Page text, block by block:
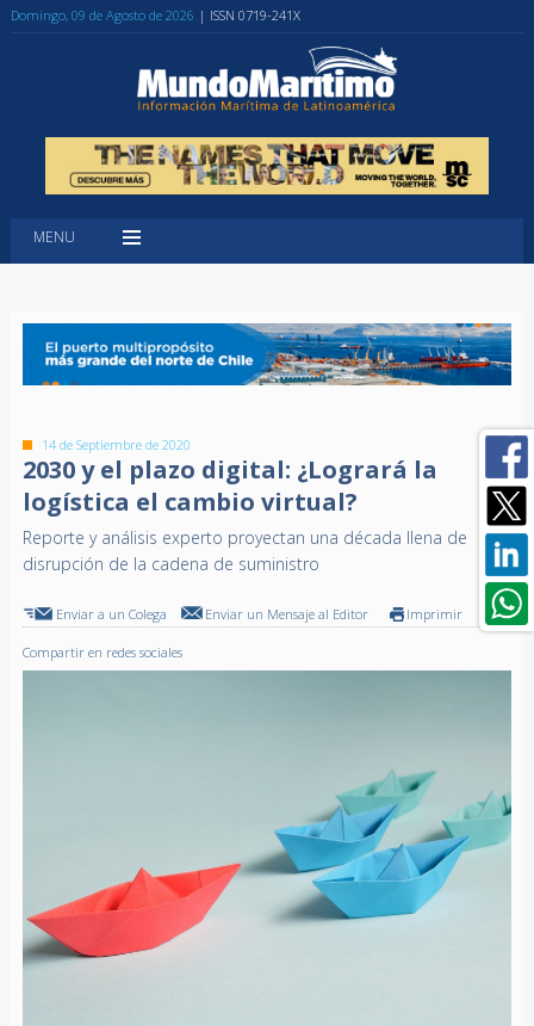
Domingo, 09 de Agosto de 2026 | ISSN 0719-241X
MENU
14 de Septiembre de 2020
2030 y el plazo digital: ¿Logrará la
logística el cambio virtual?
Reporte y análisis experto proyectan una década llena de
disrupción de la cadena de suministro
Enviar a un Colega Enviar un Mensaje al Editor Imprimir
Compartir en redes sociales